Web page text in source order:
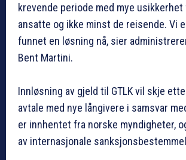
krevende periode med mye
ansatte og ikke minst de reisende. Vi
funnet en løsning nå, sier
Bent Martini.
Innløsning av gjeld til GTLK vil skje
avtale med nye långivere i samsvar
er innhentet fra norske myndigheter,
av internasjonale